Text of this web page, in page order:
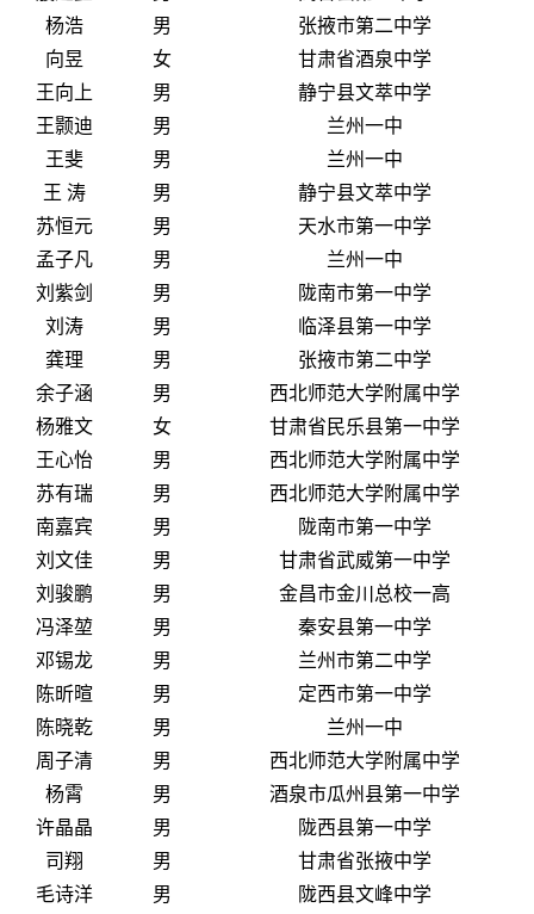
杨浩
男
张掖市第二中学
向昱
女
甘肃省酒泉中学
王向上
男
静宁县文萃中学
王颢迪
男
兰州一中
王斐
男
兰州一中
王 涛
男
静宁县文萃中学
苏恒元
男
天水市第一中学
孟子凡
男
兰州一中
刘紫剑
男
陇南市第一中学
刘涛
男
临泽县第一中学
龚理
男
张掖市第二中学
余子涵
男
西北师范大学附属中学
杨雅文
女
甘肃省民乐县第一中学
王心怡
男
西北师范大学附属中学
苏有瑞
男
西北师范大学附属中学
南嘉宾
男
陇南市第一中学
刘文佳
男
甘肃省武威第一中学
刘骏鹏
男
金昌市金川总校一高
冯泽堃
男
秦安县第一中学
邓锡龙
男
兰州市第二中学
陈昕暄
男
定西市第一中学
陈晓乾
男
兰州一中
周子清
男
西北师范大学附属中学
杨霄
男
酒泉市瓜州县第一中学
许晶晶
男
陇西县第一中学
司翔
男
甘肃省张掖中学
毛诗洋
男
陇西县文峰中学